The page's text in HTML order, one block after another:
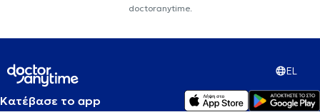
doctoranytime.
EL
Κατέβασε το app